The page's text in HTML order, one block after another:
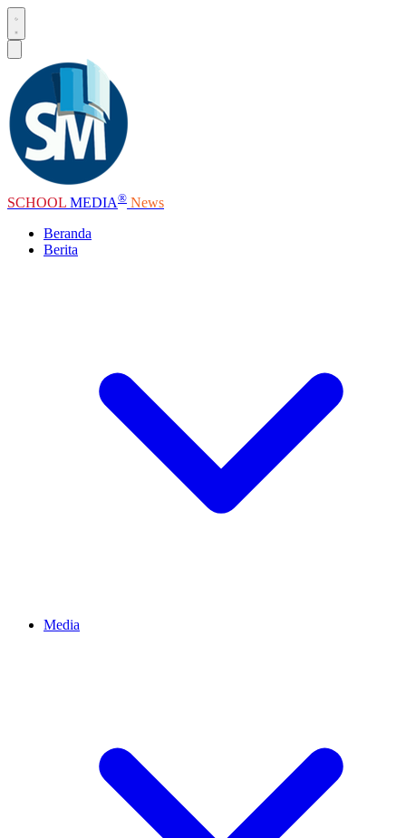
SCHOOL MEDIA® News
Beranda
Berita
Media